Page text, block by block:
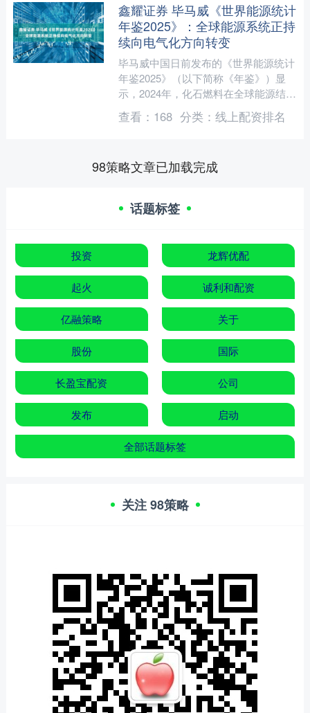
鑫耀证券 毕马威《世界能源统计
年鉴2025》：全球能源系统正持
续向电气化方向转变
毕马威中国日前发布的《世界能源统计
年鉴2025》（以下简称《年鉴》）显
示，2024年，化石燃料在全球能源结构
中仍占据主导地位，占比高达87%。石
油、天然气和煤炭....
查看： 168 分类： 线上配资排名
98策略文章已加载完成
话题标签
投资 龙辉优配
起火 诚利和配资
亿融策略 关于
股份 国际
长盈宝配资 公司
发布 启动
全部话题标签
关注 98策略